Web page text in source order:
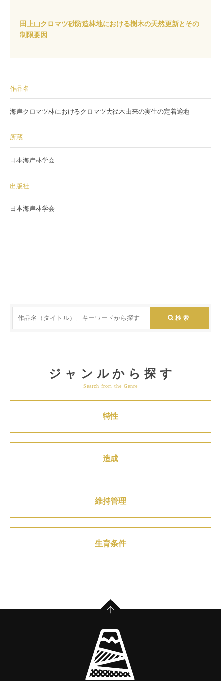
田上山クロマツ砂防造林地における樹木の天然更新とその
制限要因
作品名
海岸クロマツ林におけるクロマツ大径木由来の実生の定着適地
所蔵
日本海岸林学会
出版社
日本海岸林学会
ジャンルから探す
Search from the Genre
特性
造成
維持管理
生育条件